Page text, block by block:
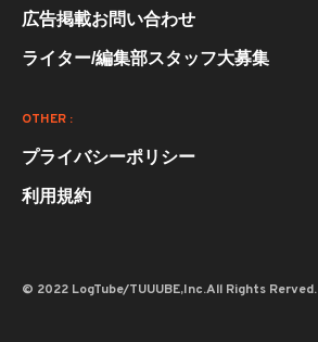
広告掲載お問い合わせ
ライター/編集部スタッフ大募集
OTHER :
プライバシーポリシー
利用規約
© 2022 LogTube/TUUUBE,Inc.All Rights Rerved.